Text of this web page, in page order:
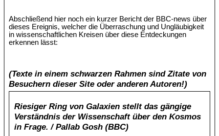
Abschließend hier noch ein kurzer Bericht der BBC-news über
dieses Ereignis, welcher die Überraschung und Ungläubigkeit
in wissenschaftlichen Kreisen über diese Entdeckungen
erkennen lässt:
(Texte in einem schwarzen Rahmen sind Zitate von
Besuchern dieser Site oder anderen Autoren!)
Riesiger Ring von Galaxien stellt das gängige
Verständnis der Wissenschaft über den Kosmos
in Frage. / Pallab Gosh (BBC)